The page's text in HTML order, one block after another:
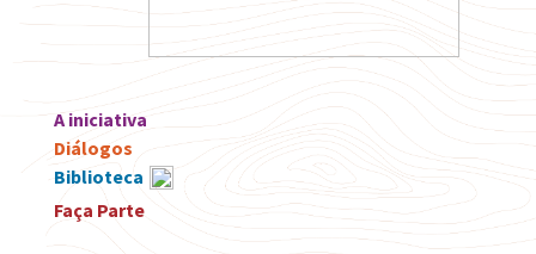
A iniciativa
Diálogos
Biblioteca
Faça Parte